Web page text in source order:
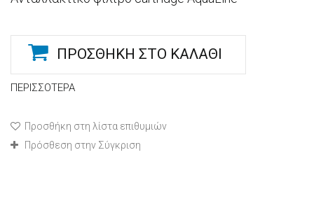
ΠΡΟΣΘΉΚΗ ΣΤΟ ΚΑΛΆΘΙ
ΠΕΡΙΣΣΌΤΕΡΑ
Προσθήκη στη λίστα επιθυμιών
Πρόσθεση στην Σύγκριση